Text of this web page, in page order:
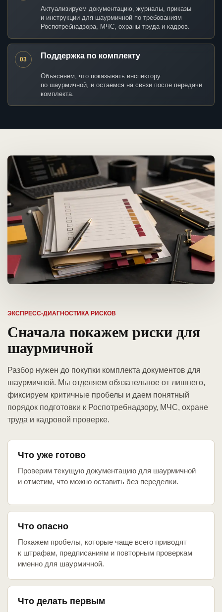
Актуализируем документацию, журналы, приказы
и инструкции для шаурмичной по требованиям
Роспотребнадзора, МЧС, охраны труда и кадров.
03 Поддержка по комплекту
Объясняем, что показывать инспектору
по шаурмичной, и остаемся на связи после передачи
комплекта.
ЭКСПРЕСС-ДИАГНОСТИКА РИСКОВ
Сначала покажем риски для
шаурмичной
Разбор нужен до покупки комплекта документов для
шаурмичной. Мы отделяем обязательное от лишнего,
фиксируем критичные пробелы и даем понятный
порядок подготовки к Роспотребнадзору, МЧС, охране
труда и кадровой проверке.
Что уже готово
Проверим текущую документацию для шаурмичной
и отметим, что можно оставить без переделки.
Что опасно
Покажем пробелы, которые чаще всего приводят
к штрафам, предписаниям и повторным проверкам
именно для шаурмичной.
Что делать первым